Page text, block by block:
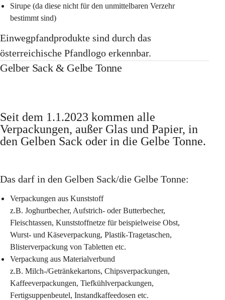
Sirupe (da diese nicht für den unmittelbaren Verzehr
bestimmt sind)
Einwegpfandprodukte sind durch das
österreichische Pfandlogo erkennbar.
Gelber Sack & Gelbe Tonne
Seit dem 1.1.2023 kommen alle
Verpackungen, außer Glas und Papier, in
den Gelben Sack oder in die Gelbe Tonne.
Das darf in den Gelben Sack/die Gelbe Tonne:
Verpackungen aus Kunststoff
z.B. Joghurtbecher, Aufstrich- oder Butterbecher,
Fleischtassen, Kunststoffnetze für beispielweise Obst,
Wurst- und Käseverpackung, Plastik-Tragetaschen,
Blisterverpackung von Tabletten etc.
Verpackung aus Materialverbund
z.B. Milch-/Getränkekartons, Chipsverpackungen,
Kaffeeverpackungen, Tiefkühlverpackungen,
Fertigsuppenbeutel, Instandkaffeedosen etc.